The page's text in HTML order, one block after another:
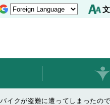
イクが盗難に遭ってしまったの